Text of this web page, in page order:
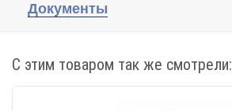
Документы
С этим товаром так же смотрели: